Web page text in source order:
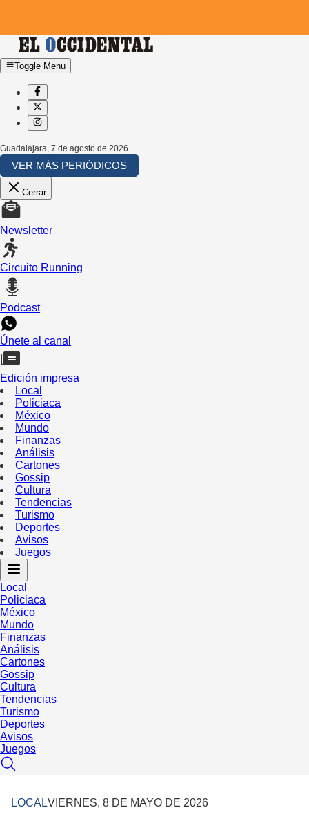
Toggle Menu
Guadalajara, 7 de agosto de 2026
VER MÁS PERIÓDICOS
Cerrar
Newsletter
Circuito Running
Podcast
Únete al canal
Edición impresa
Local
Policiaca
México
Mundo
Finanzas
Análisis
Cartones
Gossip
Cultura
Tendencias
Turismo
Deportes
Avisos
Juegos
Local
Policiaca
México
Mundo
Finanzas
Análisis
Cartones
Gossip
Cultura
Tendencias
Turismo
Deportes
Avisos
Juegos
LOCALVIERNES, 8 DE MAYO DE 2026